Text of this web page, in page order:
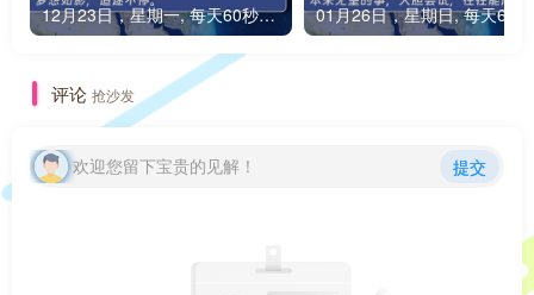
12月23日，星期一, 每天60秒读懂全世界！
评论 抢沙发
欢迎您留下宝贵的见解！ 提交